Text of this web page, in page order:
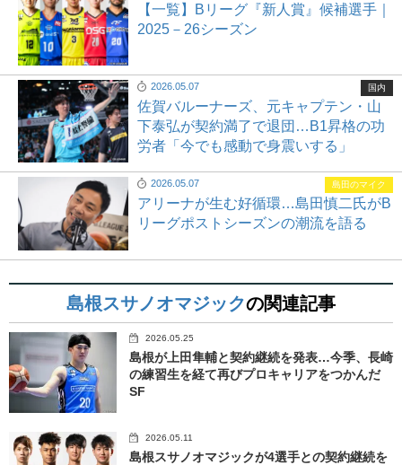
【一覧】Bリーグ『新人賞』候補選手｜
2025－26シーズン
2026.05.07
佐賀バルーナーズ、元キャプテン・山
下泰弘が契約満了で退団…B1昇格の功
労者「今でも感動で身震いする」
国内
2026.05.07
アリーナが生む好循環…島田慎二氏がB
リーグポストシーズンの潮流を語る
島田のマイク
島根スサノオマジックの関連記事
2026.05.25
島根が上田隼輔と契約継続を発表…今季、長崎
の練習生を経て再びプロキャリアをつかんだ
SF
2026.05.11
島根スサノオマジックが4選手との契約継続を